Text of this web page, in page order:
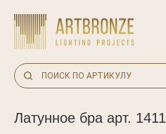
content
Латунное бра арт. 1411